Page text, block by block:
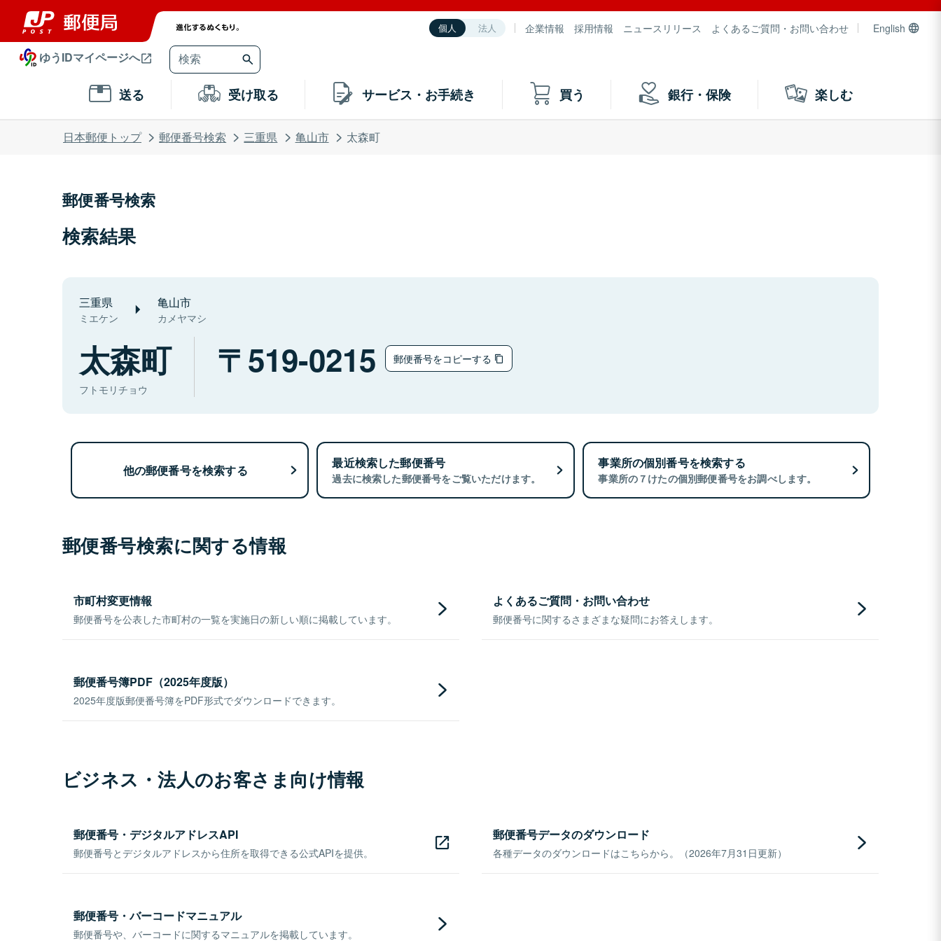
個人 法人 企業情報 採用情報 ニュースリリース よくあるご質問・お問い合わせ English
ゆうIDマイページへ
送る 受け取る サービス・お手続き 買う 銀行・保険 楽しむ
日本郵便トップ 郵便番号検索 三重県 亀山市 太森町
郵便番号検索
検索結果
三重県
ミエケン
亀山市
カメヤマシ
太森町
フトモリチョウ
519-0215 郵便番号をコピーする
他の郵便番号を検索する 最近検索した郵便番号
過去に検索した郵便番号をご覧いただけます。
事業所の個別番号を検索する
事業所の７けたの個別郵便番号をお調べします。
郵便番号検索に関する情報
市町村変更情報
郵便番号を公表した市町村の一覧を実施日の新しい順に掲載しています。
よくあるご質問・お問い合わせ
郵便番号に関するさまざまな疑問にお答えします。
郵便番号簿PDF（2025年度版）
2025年度版郵便番号簿をPDF形式でダウンロードできます。
ビジネス・法人のお客さま向け情報
郵便番号・デジタルアドレスAPI
郵便番号とデジタルアドレスから住所を取得できる公式APIを提供。
郵便番号データのダウンロード
各種データのダウンロードはこちらから。（2026年7月31日更新）
郵便番号・バーコードマニュアル
郵便番号や、バーコードに関するマニュアルを掲載しています。